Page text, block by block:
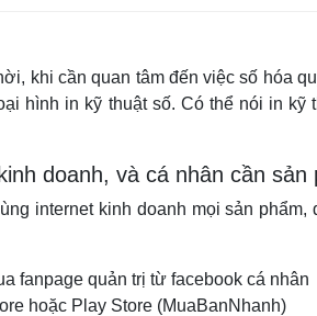
khi cần quan tâm đến việc số hóa
hình in kỹ thuật số. Có thể nói in
doanh, và cá nhân cần sản
internet kinh doanh mọi sản phẩm,
fanpage quản trị từ facebook cá nhân
hoặc Play Store (MuaBanNhanh)